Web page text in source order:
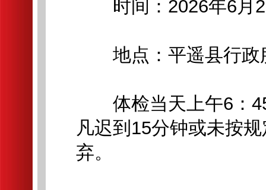
时间：2026年6月
地点：平遥县行政
体检当天上午6：45
凡迟到15分钟或未按
弃。